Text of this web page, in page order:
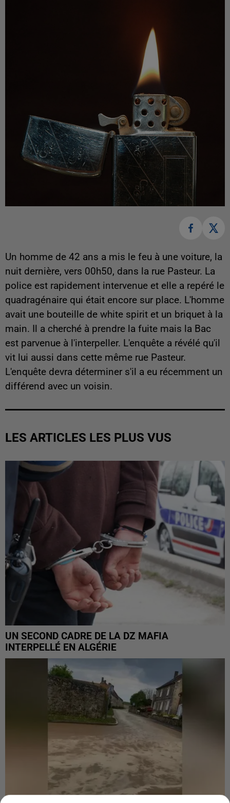
Un homme de 42 ans a mis le feu à une voiture, la
nuit dernière, vers 00h50, dans la rue Pasteur. La
police est rapidement intervenue et elle a repéré le
quadragénaire qui était encore sur place. L'homme
avait une bouteille de white spirit et un briquet à la
main. Il a cherché à prendre la fuite mais la Bac
est parvenue à l'interpeller. L'enquête a révélé qu'il
vit lui aussi dans cette même rue Pasteur.
L'enquête devra déterminer s'il a eu récemment un
différend avec un voisin.
LES ARTICLES LES PLUS VUS
UN SECOND CADRE DE LA DZ MAFIA
INTERPELLÉ EN ALGÉRIE